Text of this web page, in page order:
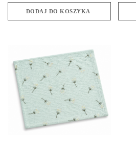
DODAJ DO KOSZYKA